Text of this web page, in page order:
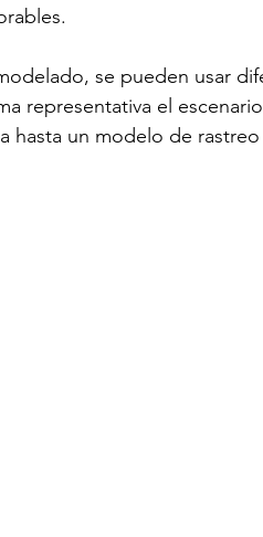
se pueden usar
representativa el
hasta un modelo de